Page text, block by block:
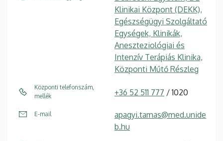
Klinikai Központ (DEKK),
Egészségügyi Szolgáltató
Egységek, Klinikák,
Aneszteziológiai és
Intenzív Terápiás Klinika,
Központi Műtő Részleg
Központi telefonszám,
mellék
+36 52 511 777 / 1020
E-mail
apagyi.tamas@med.unide
b.hu